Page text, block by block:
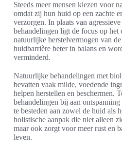
Steeds meer mensen kiezen voor
omdat zij hun huid op een zachte
verzorgen. In plaats van
behandelingen ligt de focus op het
natuurlijke herstelvermogen van
huidbarrière beter in balans en
verminderd.
Natuurlijke behandelingen met
bevatten vaak milde, voedende
helpen herstellen en beschermen.
behandelingen bij aan
te besteden aan zowel de huid als
holistische aanpak die niet alleen
maar ook zorgt voor meer rust en
leven.